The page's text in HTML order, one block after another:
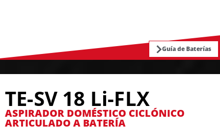
Guía de Baterías
TE-SV 18 Li-FLX
ASPIRADOR DOMÉSTICO CICLÓNICO
ARTICULADO A BATERÍA